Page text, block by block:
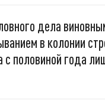
дела
в колонии
с половиной года